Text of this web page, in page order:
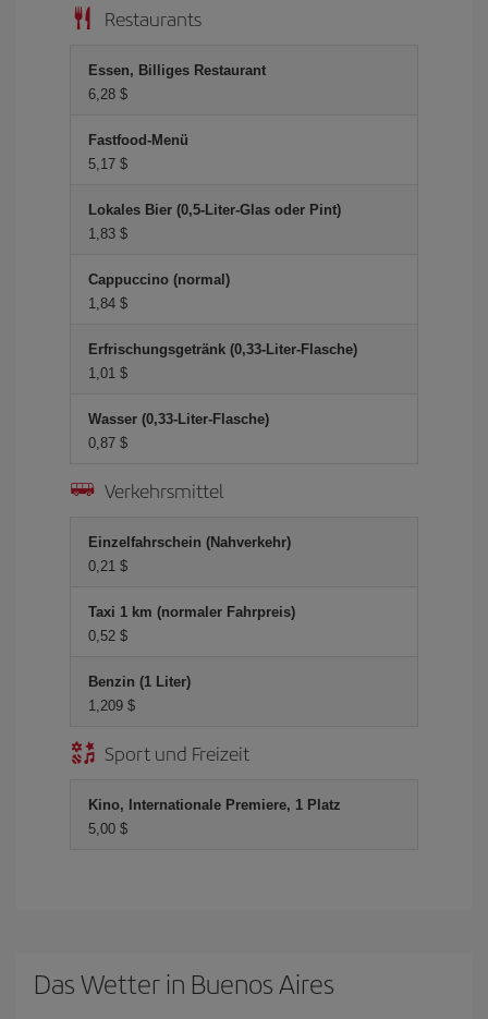
Restaurants
Essen, Billiges Restaurant
6,28 $
Fastfood-Menü
5,17 $
Lokales Bier (0,5-Liter-Glas oder Pint)
1,83 $
Cappuccino (normal)
1,84 $
Erfrischungsgetränk (0,33-Liter-Flasche)
1,01 $
Wasser (0,33-Liter-Flasche)
0,87 $
Verkehrsmittel
Einzelfahrschein (Nahverkehr)
0,21 $
Taxi 1 km (normaler Fahrpreis)
0,52 $
Benzin (1 Liter)
1,209 $
Sport und Freizeit
Kino, Internationale Premiere, 1 Platz
5,00 $
Das Wetter in Buenos Aires